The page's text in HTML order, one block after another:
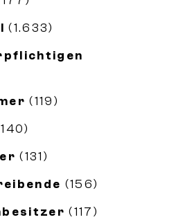
(1.633)
(119)
(131)
(156)
(117)